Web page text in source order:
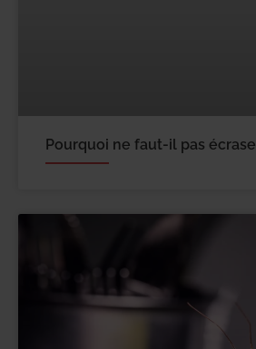
Pourquoi ne faut-il pas